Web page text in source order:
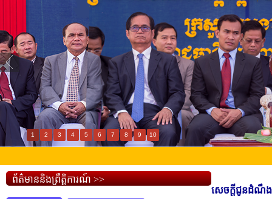
1 2 3 4 5 6 7 8 9 10
ព័ត៌មាននិងព្រឹត្តិការណ៍ >>
សេចក្តីជូនដំណឹង